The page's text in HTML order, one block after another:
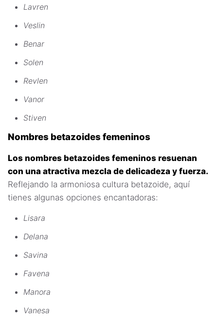
Lavren
Veslin
Benar
Solen
Revlen
Vanor
Stiven
Nombres betazoides femeninos
Los nombres betazoides femeninos resuenan
con una atractiva mezcla de delicadeza y fuerza.
Reflejando la armoniosa cultura betazoide, aquí
tienes algunas opciones encantadoras:
Lisara
Delana
Savina
Favena
Manora
Vanesa